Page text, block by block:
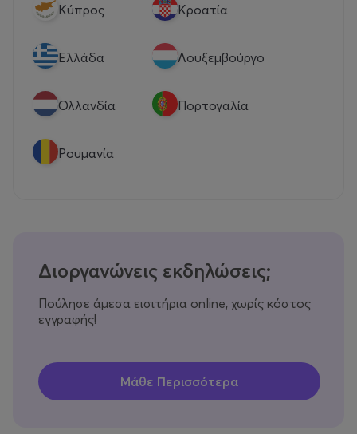
Κύπρος Κροατία
Eλλάδα Λουξεμβούργο
Ολλανδία Πορτογαλία
Ρουμανία
Διοργανώνεις εκδηλώσεις;
Πούλησε άμεσα εισιτήρια online, χωρίς κόστος
εγγραφής!